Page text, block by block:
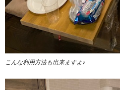
こんな利用方法も出来ますよ♪